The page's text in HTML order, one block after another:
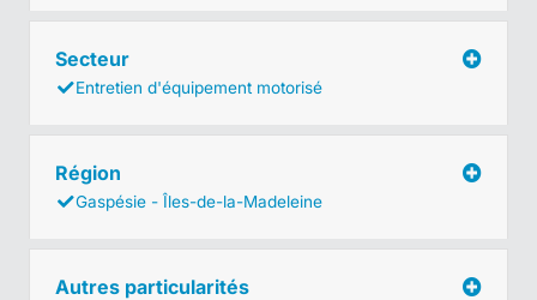
Secteur
Entretien d'équipement motorisé
Région
Gaspésie - Îles-de-la-Madeleine
Autres particularités